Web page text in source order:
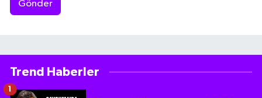
Gönder
Trend Haberler
1